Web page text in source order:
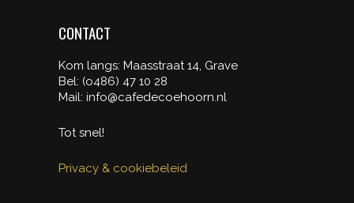
CONTACT
Kom langs: Maasstraat 14, Grave
Bel: (o486) 47 10 28
Mail: info@cafedecoehoorn.nl
Tot snel!
Privacy & cookiebeleid